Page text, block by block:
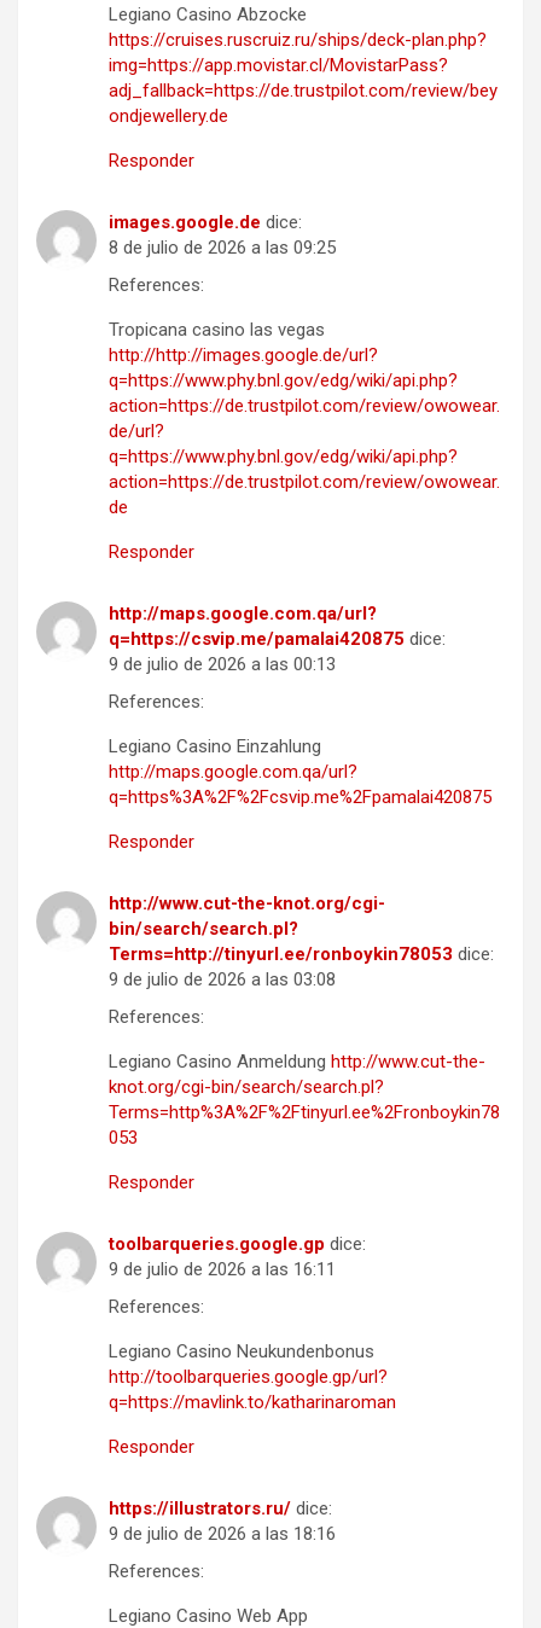
Legiano Casino Abzocke
https://cruises.ruscruiz.ru/ships/deck-plan.php?
img=https://app.movistar.cl/MovistarPass?
adj_fallback=https://de.trustpilot.com/review/bey
ondjewellery.de
Responder
images.google.de dice:
8 de julio de 2026 a las 09:25
References:
Tropicana casino las vegas
http://http://images.google.de/url?
q=https://www.phy.bnl.gov/edg/wiki/api.php?
action=https://de.trustpilot.com/review/owowear.
de/url?
q=https://www.phy.bnl.gov/edg/wiki/api.php?
action=https://de.trustpilot.com/review/owowear.
de
Responder
http://maps.google.com.qa/url?
q=https://csvip.me/pamalai420875 dice:
9 de julio de 2026 a las 00:13
References:
Legiano Casino Einzahlung
http://maps.google.com.qa/url?
q=https%3A%2F%2Fcsvip.me%2Fpamalai420875
Responder
http://www.cut-the-knot.org/cgi-
bin/search/search.pl?
Terms=http://tinyurl.ee/ronboykin78053 dice:
9 de julio de 2026 a las 03:08
References:
Legiano Casino Anmeldung http://www.cut-the-
knot.org/cgi-bin/search/search.pl?
Terms=http%3A%2F%2Ftinyurl.ee%2Fronboykin78
053
Responder
toolbarqueries.google.gp dice:
9 de julio de 2026 a las 16:11
References:
Legiano Casino Neukundenbonus
http://toolbarqueries.google.gp/url?
q=https://mavlink.to/katharinaroman
Responder
https://illustrators.ru/ dice:
9 de julio de 2026 a las 18:16
References:
Legiano Casino Web App